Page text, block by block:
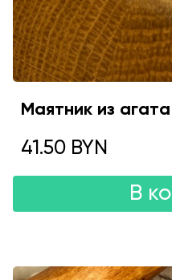
Маятник из
41.50 BYN
В